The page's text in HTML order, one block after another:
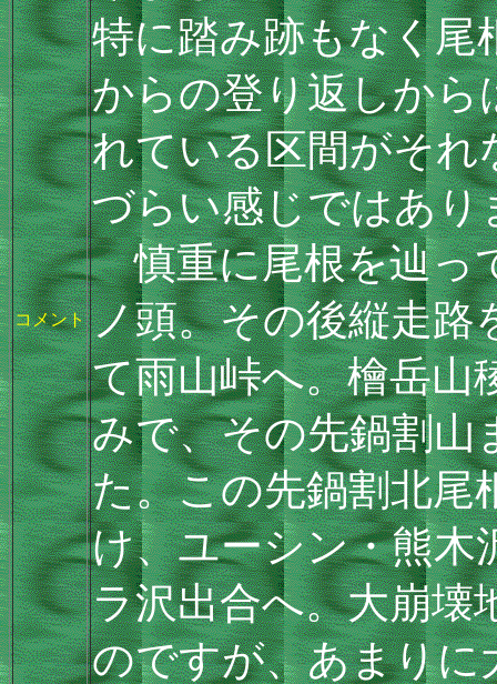
コメント
特に踏み跡もなく尾
からの登り返しから
れている区間がそ
づらい感じではあり
慎重に尾根を辿っ
ノ頭。その後縦走路
て雨山峠へ。檜岳山
みで、その先鍋割山
た。この先鍋割北尾
け、ユーシン・熊木
ラ沢出合へ。大崩壊
のですが、あまり